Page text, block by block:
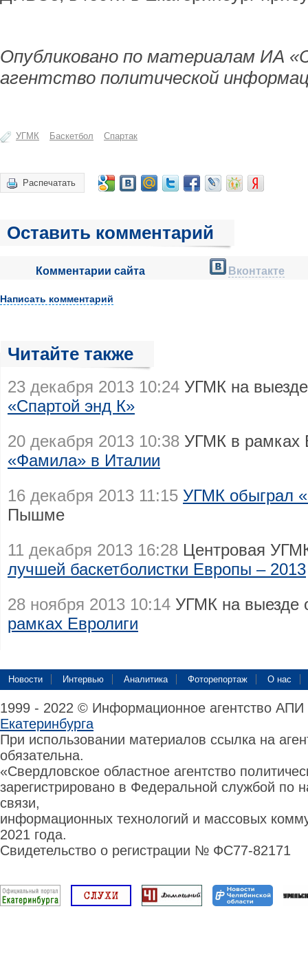
Опубликовано по материалам ИА
агентство политической
УГМК Баскетбол Спартак
Распечатать
Оставить комментарий
Комментарии сайта Вконтакте
Написать комментарий
Читайте также
23 декабря 2013 10:24 УГМК на
«Спартой энд К»
20 декабря 2013 10:38 УГМК в рамках
«Фамила» в Италии
16 декабря 2013 11:15 УГМК обыграл
Пышме
11 декабря 2013 16:28 Центровая
лучшей баскетболистки Европы – 2013
28 ноября 2013 10:14 УГМК на выезде
рамках Евролиги
Новости Интервью Аналитика Фоторепортаж О нас
1999 - 2022 © Информационное агентство
Екатеринбурга
При использовании материалов ссылка на
обязательна.
«Свердловское областное агентство
зарегистрировано в Федеральной службой по
связи,
информационных технологий и массовых
2021 года.
Свидетельство о регистрации № ФС77-82171